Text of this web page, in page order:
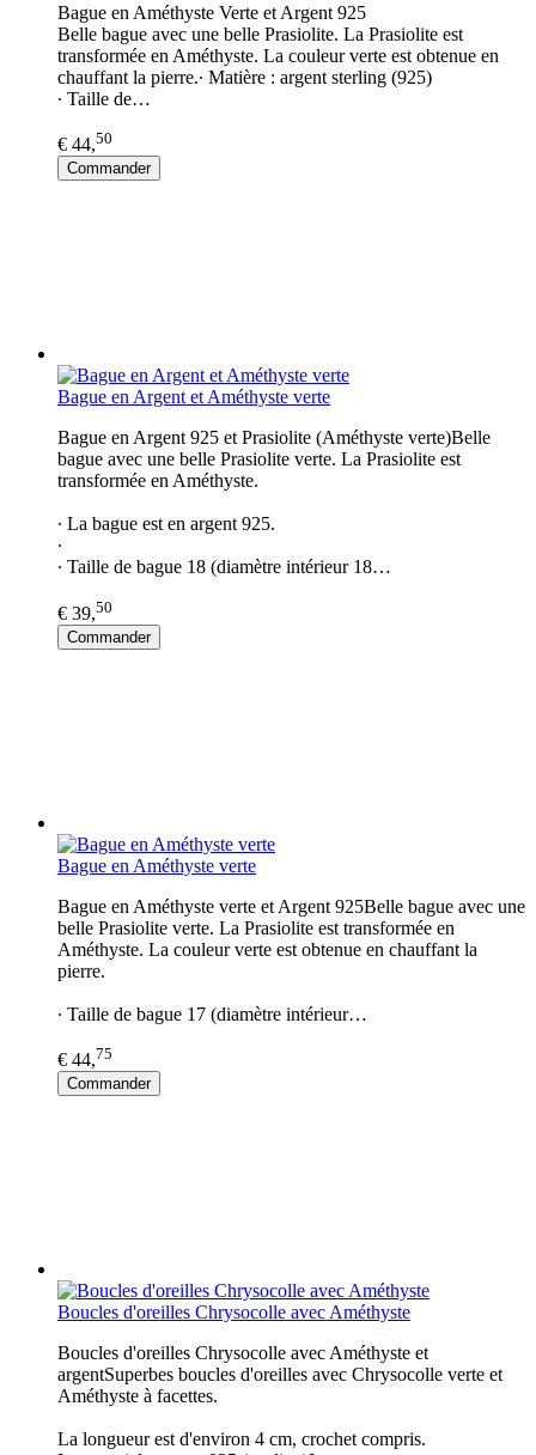
Bague en Améthyste Verte et Argent 925
Belle bague avec une belle Prasiolite. La Prasiolite est
transformée en Améthyste. La couleur verte est obtenue en
chauffant la pierre.∙ Matière : argent sterling (925)
∙ Taille de…
€ 44,50
Commander
Bague en Argent et Améthyste verte
Bague en Argent 925 et Prasiolite (Améthyste verte)Belle
bague avec une belle Prasiolite verte. La Prasiolite est
transformée en Améthyste.
∙ La bague est en argent 925.
∙
∙ Taille de bague 18 (diamètre intérieur 18…
€ 39,50
Commander
Bague en Améthyste verte
Bague en Améthyste verte et Argent 925Belle bague avec une
belle Prasiolite verte. La Prasiolite est transformée en
Améthyste. La couleur verte est obtenue en chauffant la
pierre.
∙ Taille de bague 17 (diamètre intérieur…
€ 44,75
Commander
Boucles d'oreilles Chrysocolle avec Améthyste
Boucles d'oreilles Chrysocolle avec Améthyste et
argentSuperbes boucles d'oreilles avec Chrysocolle verte et
Améthyste à facettes.
La longueur est d'environ 4 cm, crochet compris.